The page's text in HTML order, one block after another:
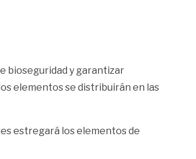
bioseguridad y garantizar
elementos se distribuirán en las
estregará los elementos de